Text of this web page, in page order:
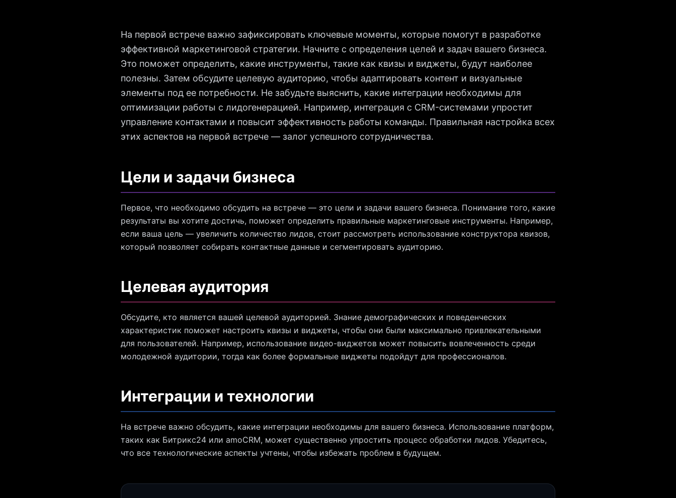
На первой встрече важно зафиксировать ключевые моменты, которые помогут в разработке
эффективной маркетинговой стратегии. Начните с определения целей и задач вашего бизнеса.
Это поможет определить, какие инструменты, такие как квизы и виджеты, будут наиболее
полезны. Затем обсудите целевую аудиторию, чтобы адаптировать контент и визуальные
элементы под ее потребности. Не забудьте выяснить, какие интеграции необходимы для
оптимизации работы с лидогенерацией. Например, интеграция с CRM-системами упростит
управление контактами и повысит эффективность работы команды. Правильная настройка всех
этих аспектов на первой встрече — залог успешного сотрудничества.
Цели и задачи бизнеса
Первое, что необходимо обсудить на встрече — это цели и задачи вашего бизнеса. Понимание того, какие
результаты вы хотите достичь, поможет определить правильные маркетинговые инструменты. Например,
если ваша цель — увеличить количество лидов, стоит рассмотреть использование конструктора квизов,
который позволяет собирать контактные данные и сегментировать аудиторию.
Целевая аудитория
Обсудите, кто является вашей целевой аудиторией. Знание демографических и поведенческих
характеристик поможет настроить квизы и виджеты, чтобы они были максимально привлекательными
для пользователей. Например, использование видео-виджетов может повысить вовлеченность среди
молодежной аудитории, тогда как более формальные виджеты подойдут для профессионалов.
Интеграции и технологии
На встрече важно обсудить, какие интеграции необходимы для вашего бизнеса. Использование платформ,
таких как Битрикс24 или amoCRM, может существенно упростить процесс обработки лидов. Убедитесь,
что все технологические аспекты учтены, чтобы избежать проблем в будущем.